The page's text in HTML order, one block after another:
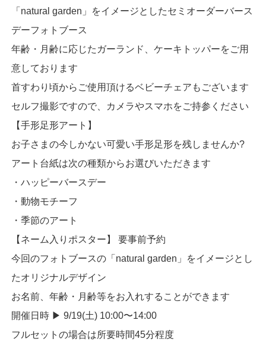
「natural garden」をイメージとしたセミオーダーバース
デーフォトブース
年齢・月齢に応じたガーランド、ケーキトッパーをご用
意しております
首すわり頃からご使用頂けるベビーチェアもございます
セルフ撮影ですので、カメラやスマホをご持参ください
【手形足形アート】
お子さまの今しかない可愛い手形足形を残しませんか?
アート台紙は次の種類からお選びいただきます
・ハッピーバースデー
・動物モチーフ
・季節のアート
【ネーム入りポスター】 要事前予約
今回のフォトブースの「natural garden」をイメージとし
たオリジナルデザイン
お名前、年齢・月齢等をお入れすることができます
開催日時 ▶︎ 9/19(土) 10:00〜14:00
フルセットの場合は所要時間45分程度